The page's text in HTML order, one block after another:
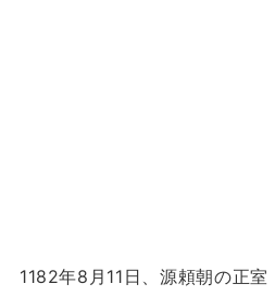
1182年8月11日、源頼朝の正